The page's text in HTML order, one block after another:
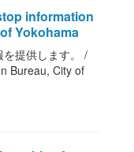
information
Yokohama
提供します。 /
Bureau, City of